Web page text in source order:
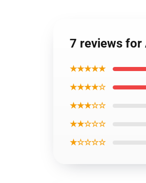
7 reviews for
★★★★★
★★★★☆
★★★☆☆
★★☆☆☆
★☆☆☆☆